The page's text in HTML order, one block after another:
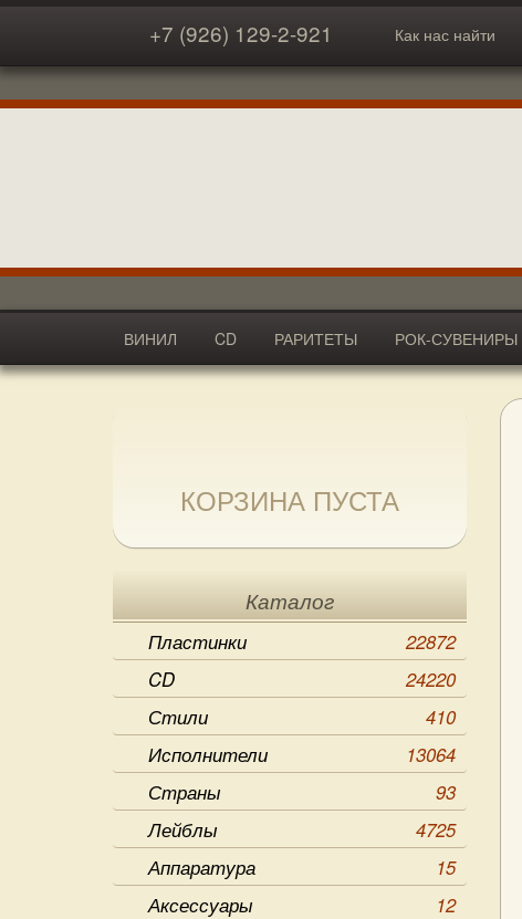
+7 (926) 129-2-921 Как нас найти
ВИНИЛ CD РАРИТЕТЫ РОК-СУВЕНИРЫ
АКСЕССУАРЫ
КОРЗИНА ПУСТА
Каталог
Пластинки
22872
CD
24220
Стили
410
Исполнители
13064
Страны
93
Лейблы
4725
Аппаратура
15
Аксессуары
12